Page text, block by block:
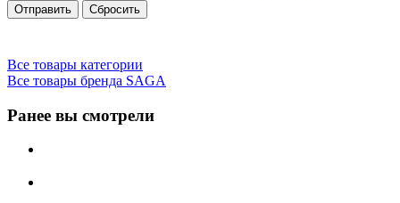
Сбросить
Все товары категории
Все товары бренда SAGA
Ранее вы смотрели